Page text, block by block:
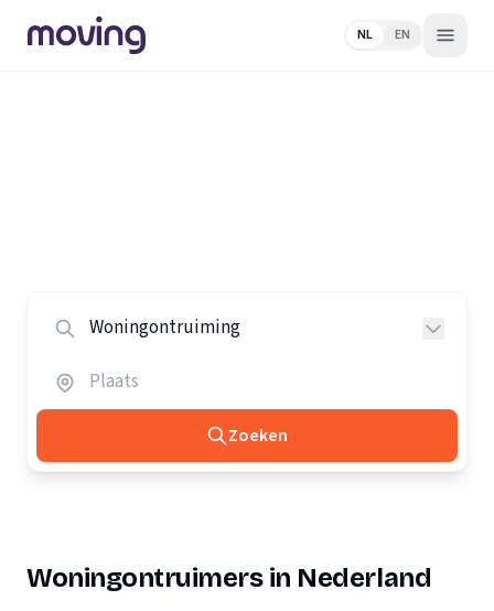
NL EN
Zoeken
Woningontruimers in Nederland